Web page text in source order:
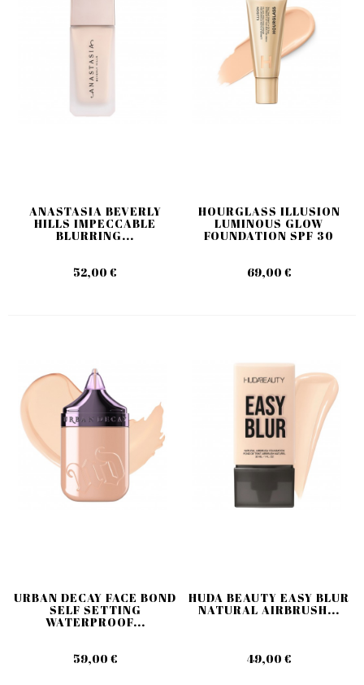
ANASTASIA BEVERLY
HILLS IMPECCABLE
BLURRING...
52,00 €
HOURGLASS ILLUSION
LUMINOUS GLOW
FOUNDATION SPF 30
69,00 €
URBAN DECAY FACE BOND
SELF SETTING
WATERPROOF...
59,00 €
HUDA BEAUTY EASY BLUR
NATURAL AIRBRUSH...
49,00 €